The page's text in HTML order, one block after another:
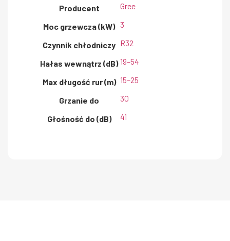
Producent Gree
Moc grzewcza (kW) 3
Czynnik chłodniczy R32
Hałas wewnątrz (dB) 19–54
Max długość rur (m) 15–25
Grzanie do 30
Głośność do (dB) 41